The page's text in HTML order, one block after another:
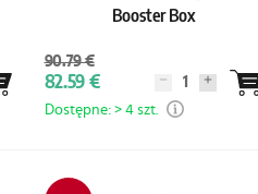
Booster Box
90.79 €
82.59 €
Dostępne: > 4 szt.